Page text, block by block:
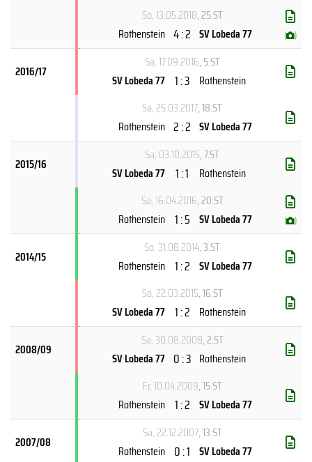
So, 13.05.2018, 25.ST
Rothenstein 4 : 2 SV Lobeda 77 ( )
2016/17
Sa, 17.09.2016, 5.ST
SV Lobeda 77 1 : 3 Rothenstein
Sa, 25.03.2017, 18.ST
Rothenstein 2 : 2 SV Lobeda 77
2015/16
Sa, 03.10.2015, 7.ST
SV Lobeda 77 1 : 1
Rothenstein
Sa, 16.04.2016, 20.ST
Rothenstein 1 : 5 SV Lobeda 77 ( )
2014/15
So, 31.08.2014, 3.ST
Rothenstein 1 : 2 SV Lobeda 77
So, 22.03.2015, 16.ST
SV Lobeda 77 1 : 2 Rothenstein
2008/09
Sa, 30.08.2008, 2.ST
SV Lobeda 77 0 : 3 Rothenstein
Fr, 10.04.2009, 15.ST
Rothenstein 1 : 2 SV Lobeda 77
2007/08
Sa, 22.12.2007, 13.ST
Rothenstein 0 : 1 SV Lobeda 77